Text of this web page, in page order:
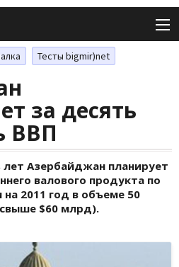
Тесты bigmir)net
за десять
ВВП
Азербайджан планирует
валового продукта по
2011 год в объеме 50
$60 млрд).